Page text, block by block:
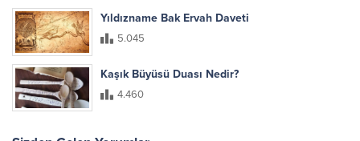
Yıldızname Bak Ervah Daveti
5.045
Kaşık Büyüsü Duası Nedir?
4.460